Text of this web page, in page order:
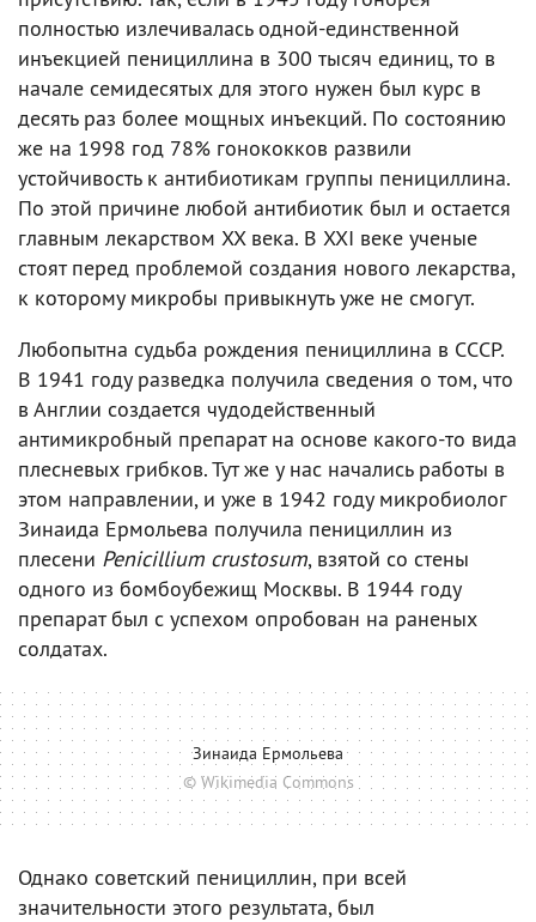
полностью излечивалась одной-единственной
инъекцией пенициллина в 300 тысяч единиц, то в
начале семидесятых для этого нужен был курс в
десять раз более мощных инъекций. По состоянию
же на 1998 год 78% гонококков развили
устойчивость к антибиотикам группы пенициллина.
По этой причине любой антибиотик был и остается
главным лекарством XX века. В XXI веке ученые
стоят перед проблемой создания нового лекарства,
к которому микробы привыкнуть уже не смогут.
Любопытна судьба рождения пенициллина в СССР.
В 1941 году разведка получила сведения о том, что
в Англии создается чудодейственный
антимикробный препарат на основе какого-то вида
плесневых грибков. Тут же у нас начались работы в
этом направлении, и уже в 1942 году микробиолог
Зинаида Ермольева получила пенициллин из
плесени Penicillium crustosum, взятой со стены
одного из бомбоубежищ Москвы. В 1944 году
препарат был с успехом опробован на раненых
солдатах.
Зинаида Ермольева
© Wikimedia Commons
Однако советский пенициллин, при всей
значительности этого результата, был